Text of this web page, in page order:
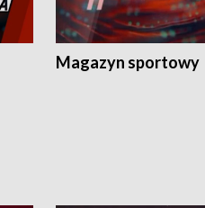
Magazyn sportowy